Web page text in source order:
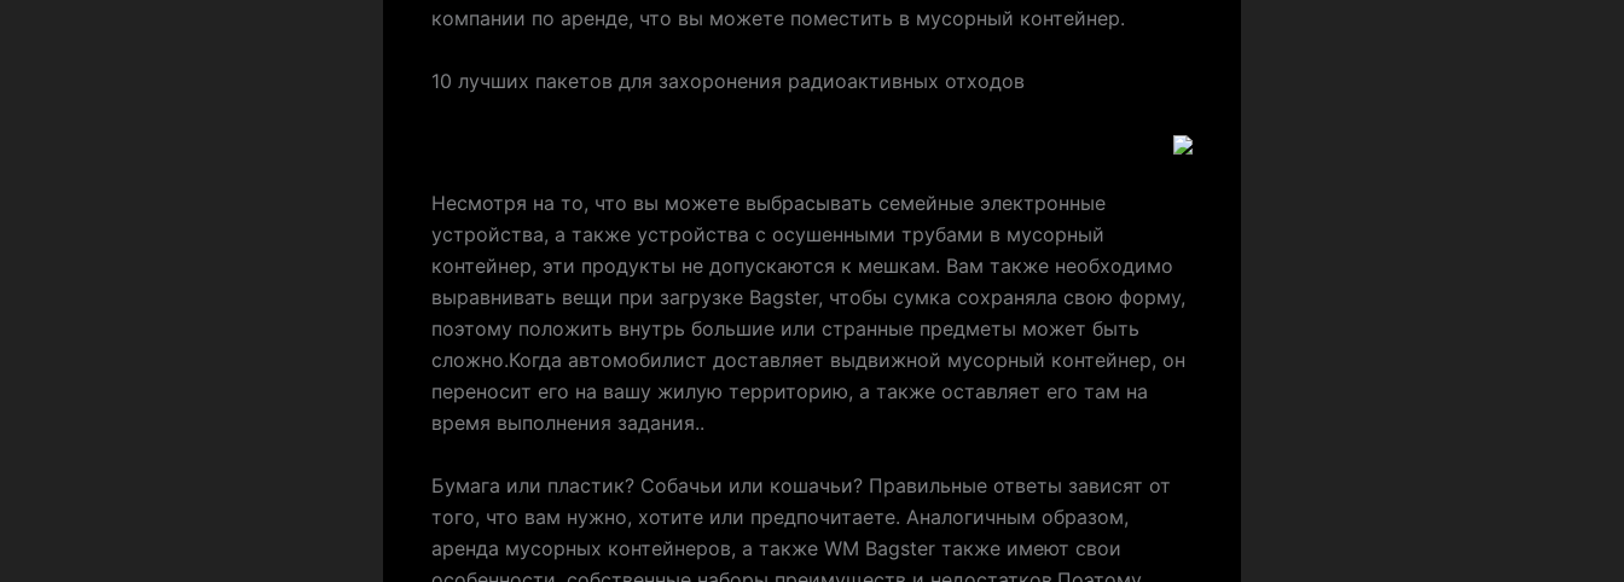
компании по аренде, что вы можете поместить в мусорный контейнер.
10 лучших пакетов для захоронения радиоактивных отходов
Несмотря на то, что вы можете выбрасывать семейные электронные
устройства, а также устройства с осушенными трубами в мусорный
контейнер, эти продукты не допускаются к мешкам. Вам также необходимо
выравнивать вещи при загрузке Bagster, чтобы сумка сохраняла свою форму,
поэтому положить внутрь большие или странные предметы может быть
сложно.Когда автомобилист доставляет выдвижной мусорный контейнер, он
переносит его на вашу жилую территорию, а также оставляет его там на
время выполнения задания..
Бумага или пластик? Собачьи или кошачьи? Правильные ответы зависят от
того, что вам нужно, хотите или предпочитаете. Аналогичным образом,
аренда мусорных контейнеров, а также WM Bagster также имеют свои